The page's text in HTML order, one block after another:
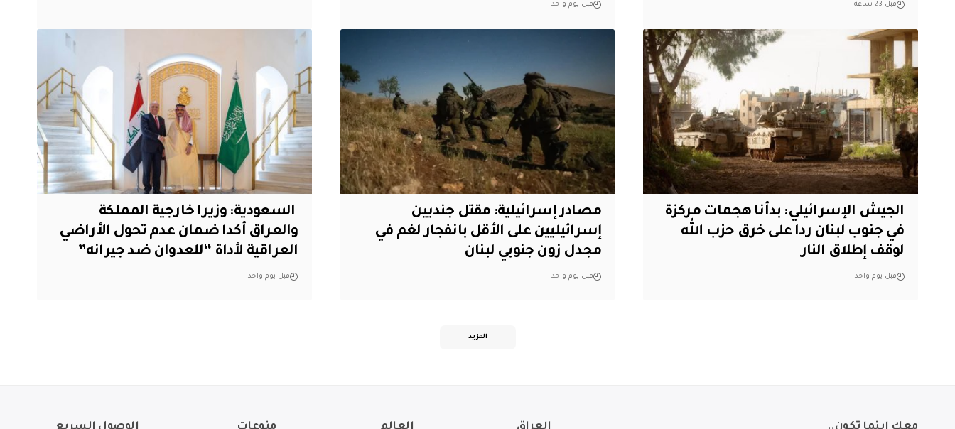
قبل 23 ساعة قبل يوم واحد
الجيش الإسرائيلي: بدأنا هجمات مركزة
في جنوب لبنان ردا على خرق حزب الله
لوقف إطلاق النار
قبل يوم واحد
مصادر إسرائيلية: مقتل جنديين
إسرائيليين على الأقل بانفجار لغم في
مجدل زون جنوبي لبنان
قبل يوم واحد
‏ السعودية: وزيرا خارجية المملكة
والعراق أكدا ضمان عدم تحول الأراضي
العراقية لأداة “للعدوان ضد جيرانه”
قبل يوم واحد
المزيد